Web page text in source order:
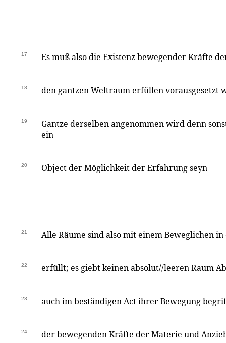
17 Es muß also die Existenz bewegender Kräfte
18 den gantzen Weltraum erfüllen vorausgesetzt
19
Gantze derselben angenommen wird denn
ein
20 Object der Möglichkeit der Erfahrung seyn
21 Alle Räume sind also mit einem Beweglichen
22 erfüllt; es giebt keinen absolut//leeren Raum
23 auch im beständigen Act ihrer Bewegung
24 der bewegenden Kräfte der Materie und